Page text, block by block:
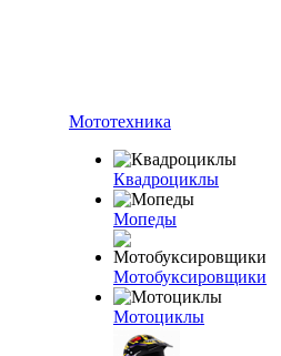
Мототехника
Квадроциклы
Мопеды
Мотобуксировщики
Мотоциклы